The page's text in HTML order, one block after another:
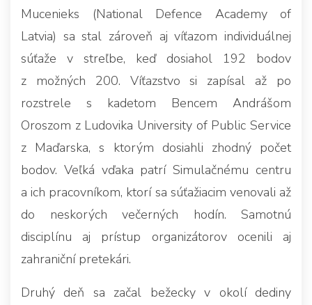
Mucenieks (National Defence Academy of
Latvia) sa stal zároveň aj víťazom individuálnej
súťaže v streľbe, keď dosiahol 192 bodov
z možných 200. Víťazstvo si zapísal až po
rozstrele s kadetom Bencem Andrášom
Oroszom z Ludovika University of Public Service
z Maďarska, s ktorým dosiahli zhodný počet
bodov. Veľká vďaka patrí Simulačnému centru
a ich pracovníkom, ktorí sa súťažiacim venovali až
do neskorých večerných hodín. Samotnú
disciplínu aj prístup organizátorov ocenili aj
zahraniční pretekári.
Druhý deň sa začal bežecky v okolí dediny